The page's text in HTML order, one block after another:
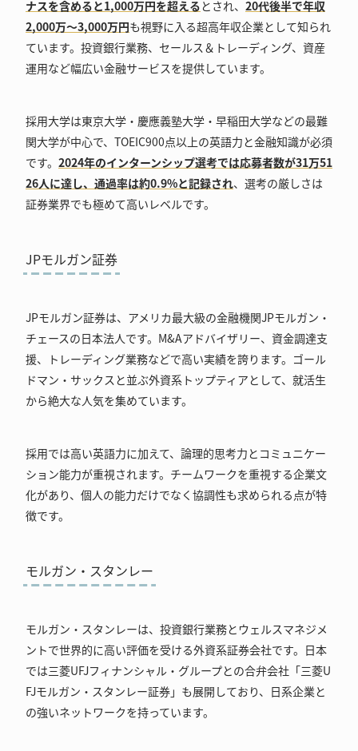
ナスを含めると1,000万円を超える とされ、 20代後半で年収
2,000万～3,000万円も視野に入る超高年収企業として知られ
ています。投資銀行業務、セールス＆トレーディング、資産
運用など幅広い金融サービスを提供しています。
採用大学は東京大学・慶應義塾大学・早稲田大学などの最難
関大学が中心で、TOEIC900点以上の英語力と金融知識が必須
です。 2024年のインターンシップ選考では応募者数が31万51
26人に達し、通過率は約0.9%と記録され、選考の厳しさは
証券業界でも極めて高いレベルです。
JPモルガン証券
JPモルガン証券は、アメリカ最大級の金融機関JPモルガン・
チェースの日本法人です。M&Aアドバイザリー、資金調達支
援、トレーディング業務などで高い実績を誇ります。ゴール
ドマン・サックスと並ぶ外資系トップティアとして、就活生
から絶大な人気を集めています。
採用では高い英語力に加えて、論理的思考力とコミュニケー
ション能力が重視されます。チームワークを重視する企業文
化があり、個人の能力だけでなく協調性も求められる点が特
徴です。
モルガン・スタンレー
モルガン・スタンレーは、投資銀行業務とウェルスマネジメ
ントで世界的に高い評価を受ける外資系証券会社です。日本
では三菱UFJフィナンシャル・グループとの合弁会社「三菱U
FJモルガン・スタンレー証券」も展開しており、日系企業と
の強いネットワークを持っています。